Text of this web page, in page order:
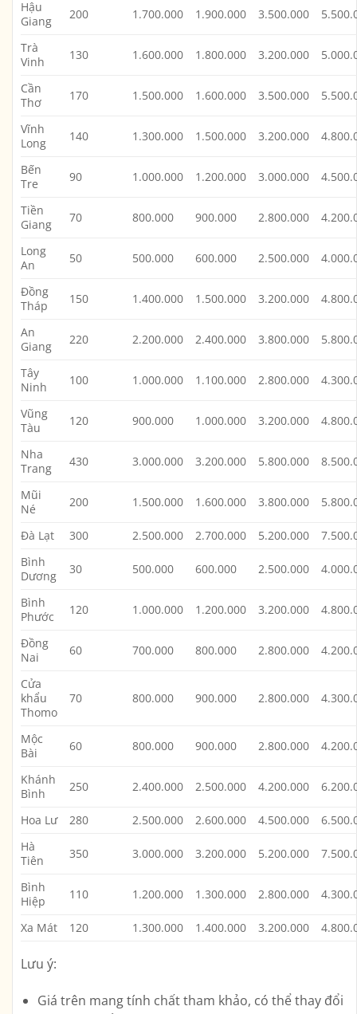
Hậu
Giang
200 1.700.000 1.900.000 3.500.000
Trà
Vinh
130 1.600.000 1.800.000 3.200.000
Cần
Thơ
170 1.500.000 1.600.000 3.500.000
Vĩnh
Long
140 1.300.000 1.500.000 3.200.000
Bến
Tre
90 1.000.000 1.200.000 3.000.000
Tiền
Giang
70 800.000 900.000 2.800.000
Long
An
50 500.000 600.000 2.500.000
Đồng
Tháp
150 1.400.000 1.500.000 3.200.000
An
Giang
220 2.200.000 2.400.000 3.800.000
Tây
Ninh
100 1.000.000 1.100.000 2.800.000
Vũng
Tàu
120 900.000 1.000.000 3.200.000
Nha
Trang
430 3.000.000 3.200.000 5.800.000
Mũi
Né
200 1.500.000 1.600.000 3.800.000
Đà Lạt 300 2.500.000 2.700.000 5.200.000
Bình
Dương
30 500.000 600.000 2.500.000
Bình
Phước
120 1.000.000 1.200.000 3.200.000
Đồng
Nai
60 700.000 800.000 2.800.000
Cửa
khẩu
Thomo
70 800.000 900.000 2.800.000
Mộc
Bài
60 800.000 900.000 2.800.000
Khánh
Bình
250 2.400.000 2.500.000 4.200.000
Hoa Lư 280 2.500.000 2.600.000 4.500.000
Hà
Tiên
350 3.000.000 3.200.000 5.200.000
Bình
Hiệp
110 1.200.000 1.300.000 2.800.000
Xa Mát 120 1.300.000 1.400.000 3.200.000
Lưu ý:
Giá trên mang tính chất tham khảo, có thể thay đổi